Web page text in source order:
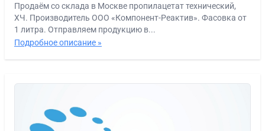
Продаём со склада в Москве пропилацетат технический,
ХЧ. Производитель ООО «Компонент-Реактив». Фасовка от
1 литра. Отправляем продукцию в...
Подробное описание »